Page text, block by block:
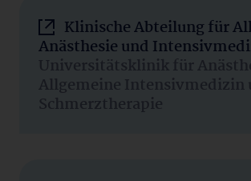
Klinische Abteilung für
Anästhesie und
Universitätsklinik für
Allgemeine Intensivmedizin
Schmerztherapie